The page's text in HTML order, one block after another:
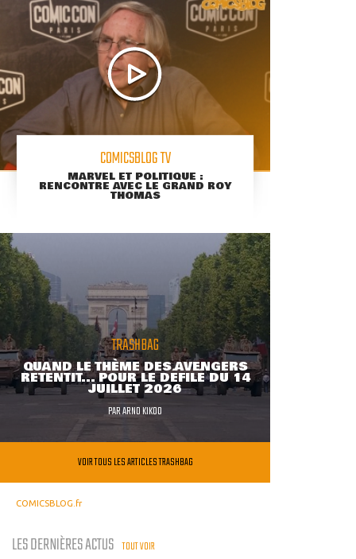
COMICSBLOG TV
MARVEL ET POLITIQUE :
RENCONTRE AVEC LE GRAND ROY
THOMAS
TRASHBAG
QUAND LE THÈME DES AVENGERS
RETENTIT... POUR LE DÉFILÉ DU 14
JUILLET 2026
PARARNO KIKOO
VOIR TOUS LES ARTICLES TRASHBAG
COMICSBLOG.fr
LES DERNIÈRES ACTUS TOUT VOIR